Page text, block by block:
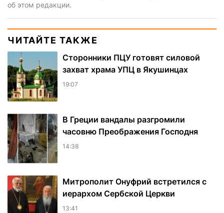
об этом редакции.
ЧИТАЙТЕ ТАКЖЕ
Сторонники ПЦУ готовят силовой
захват храма УПЦ в Якушинцах
19:07
В Греции вандалы разгромили
часовню Преображения Господня
14:38
Митрополит Онуфрий встретился с
иерархом Сербской Церкви
13:41